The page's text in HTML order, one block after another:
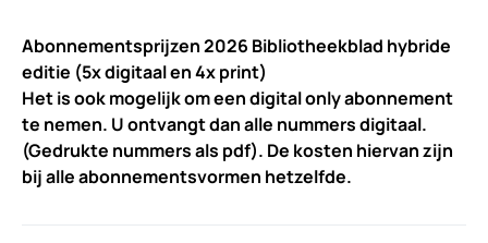
Abonnementsprijzen 2026 Bibliotheekblad hybride
editie (5x digitaal en 4x print)
Het is ook mogelijk om een digital only abonnement
te nemen. U ontvangt dan alle nummers digitaal.
(Gedrukte nummers als pdf). De kosten hiervan zijn
bij alle abonnementsvormen hetzelfde.